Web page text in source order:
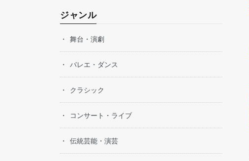
ジャンル
舞台・演劇
バレエ・ダンス
クラシック
コンサート・ライブ
伝統芸能・演芸